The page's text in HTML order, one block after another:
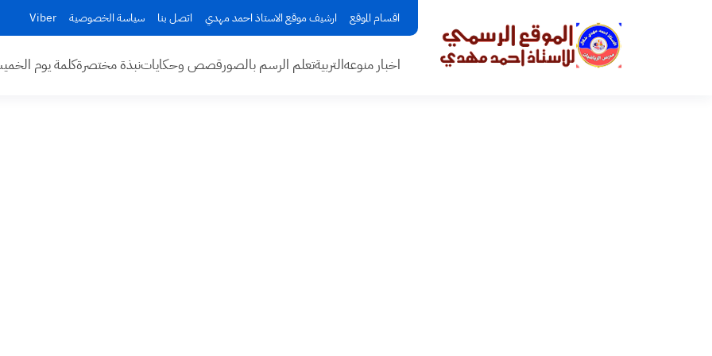
اقسام الموقع ارشيف موقع الاستاذ احمد مهدي اتصل بنا سياسة الخصوصية Viber
اخبار منوعهالتربيةتعلم الرسم بالصورقصص وحكاياتنبذة مختصرةكلمة يوم